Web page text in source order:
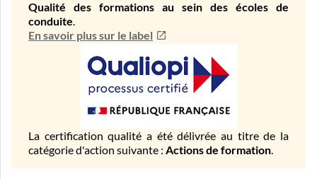
Qualité des formations au sein des écoles de
conduite.
En savoir plus sur le label
La certification qualité a été délivrée au titre de la
catégorie d'action suivante : Actions de formation.